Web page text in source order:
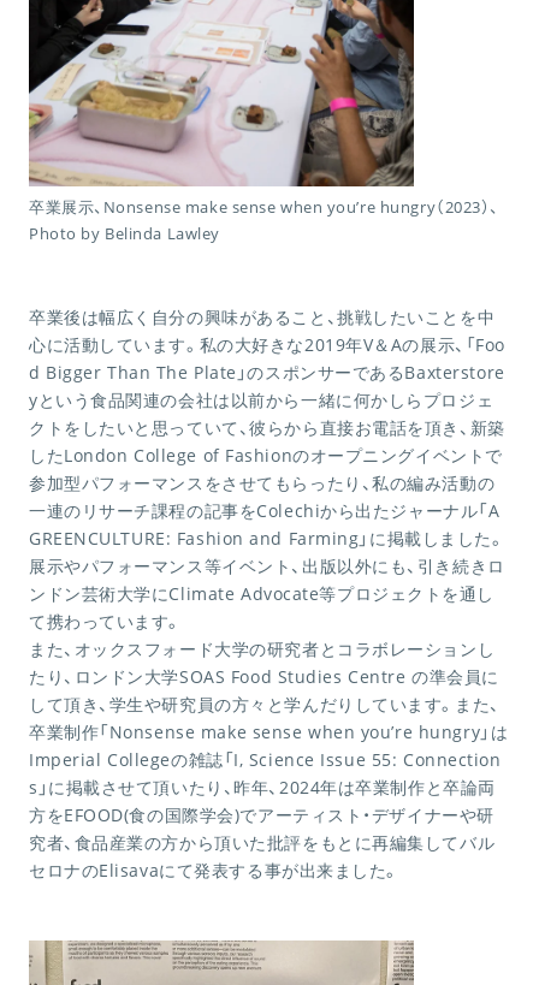
卒業展示、Nonsense make sense when you’re hungry（2023）、
Photo by Belinda Lawley
卒業後は幅広く自分の興味があること、挑戦したいことを中
心に活動しています。私の大好きな2019年V＆Aの展示、「Foo
d Bigger Than The Plate」のスポンサーであるBaxterstore
yという食品関連の会社は以前から一緒に何かしらプロジェ
クトをしたいと思っていて、彼らから直接お電話を頂き、新築
したLondon College of Fashionのオープニングイベントで
参加型パフォーマンスをさせてもらったり、私の編み活動の
一連のリサーチ課程の記事をColechiから出たジャーナル「A
GREENCULTURE: Fashion and Farming」に掲載しました。
展示やパフォーマンス等イベント、出版以外にも、引き続きロ
ンドン芸術大学にClimate Advocate等プロジェクトを通し
て携わっています。
また、オックスフォード大学の研究者とコラボレーションし
たり、ロンドン大学SOAS Food Studies Centre の準会員に
して頂き、学生や研究員の方々と学んだりしています。また、
卒業制作「Nonsense make sense when you’re hungry」は
Imperial Collegeの雑誌「I, Science Issue 55: Connection
s」に掲載させて頂いたり、昨年、2024年は卒業制作と卒論両
方をEFOOD(食の国際学会)でアーティスト・デザイナーや研
究者、食品産業の方から頂いた批評をもとに再編集してバル
セロナのElisavaにて発表する事が出来ました。